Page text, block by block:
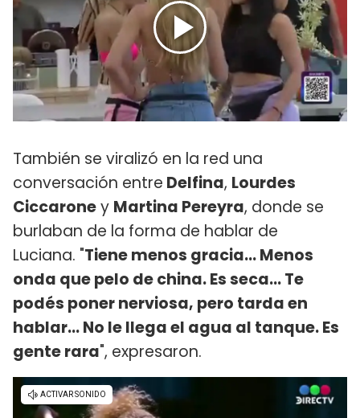
También se viralizó en la red una
conversación entre Delfina, Lourdes
Ciccaroney Martina Pereyra, donde se
burlaban de la forma de hablar de
Luciana. "Tiene menos gracia... Menos
onda que pelo de china. Es seca... Te
podés poner nerviosa, pero tarda en
hablar... No le llega el agua al tanque. Es
gente rara", expresaron.